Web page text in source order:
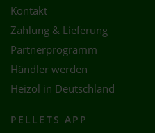
Kontakt
Zahlung & Lieferung
Partnerprogramm
Händler werden
Heizöl in Deutschland
PELLETS APP